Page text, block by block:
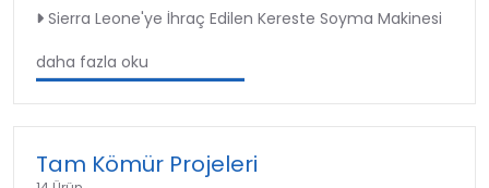
Sierra Leone'ye İhraç Edilen Kereste Soyma Makinesi
daha fazla oku
Tam Kömür Projeleri